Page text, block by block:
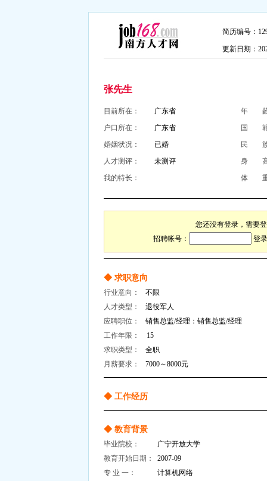
简历编号：
更新日期：
张先生
目前所在： 广东省
年 龄
户口所在：
广东省
国
婚姻状况：
已婚
民
人才测评：
未测评
身 高
我的特长：
体 重
您还没有登录，需要
招聘帐号：
登
◆ 求职意向
行业意向：
不限
人才类型：
退役军人
应聘职位：
销售总监/经理：销售总监/经理
工作年限：
15
求职类型：
全职
月薪要求：
7000～8000元
◆ 工作经历
◆ 教育背景
毕业院校：
广宁开放大学
教育开始日期：
2007-09
专 业 一：
计算机网络